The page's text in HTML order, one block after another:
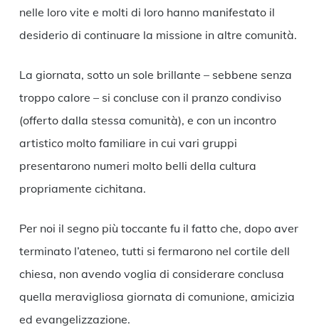
nelle loro vite e molti di loro hanno manifestato il
desiderio di continuare la missione in altre comunità.
La giornata, sotto un sole brillante – sebbene senza
troppo calore – si concluse con il pranzo condiviso
(offerto dalla stessa comunità), e con un incontro
artistico molto familiare in cui vari gruppi
presentarono numeri molto belli della cultura
propriamente cichitana.
Per noi il segno più toccante fu il fatto che, dopo aver
terminato l’ateneo, tutti si fermarono nel cortile dell
chiesa, non avendo voglia di considerare conclusa
quella meravigliosa giornata di comunione, amicizia
ed evangelizzazione.